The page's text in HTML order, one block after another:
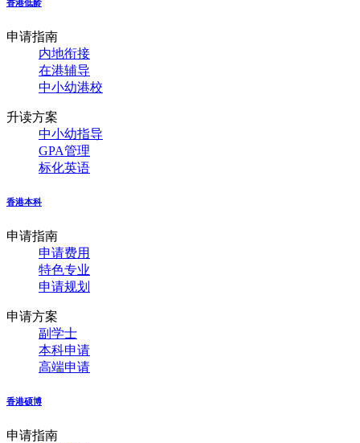
香港低龄
申请指南
内地衔接
在港辅导
中小幼港校
升读方案
中小幼指导
GPA管理
标化英语
香港本科
申请指南
申请费用
特色专业
申请规划
申请方案
副学士
本科申请
高端申请
香港硕博
申请指南